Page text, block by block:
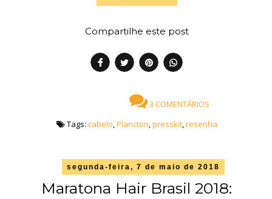
Compartilhe este post
3 COMENTÁRIOS
Tags: cabelo,Plancton,presskit,resenha
segunda-feira, 7 de maio de 2018
Maratona Hair Brasil 2018: